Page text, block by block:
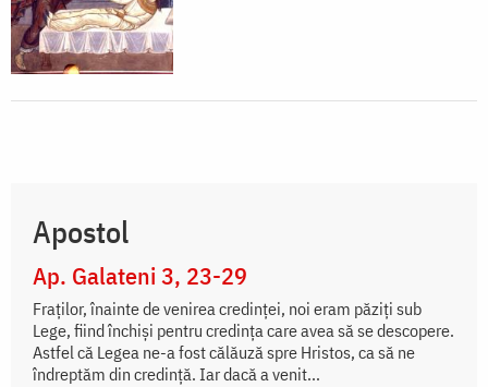
Apostol
Ap. Galateni 3, 23-29
Fraţilor, înainte de venirea credinţei, noi eram păziţi sub
Lege, fiind închişi pentru credinţa care avea să se descopere.
Astfel că Legea ne-a fost călăuză spre Hristos, ca să ne
îndreptăm din credinţă. Iar dacă a venit...